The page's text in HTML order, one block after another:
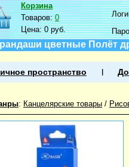
Корзина
Товаров:0
Цена:0 руб.
цветные Полёт
пространство
: Канцелярские товары /